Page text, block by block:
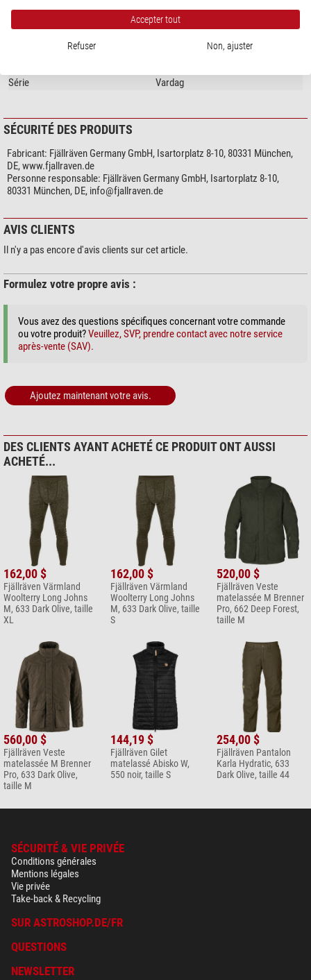
Données générales
Dimensions extérieurs (long. x larg. 24 x 50 x 26
Série
Vardag
SÉCURITÉ DES PRODUITS
Fabricant: Fjällräven Germany GmbH, Isartorplatz 8-10, 80331 München,
DE, www.fjallraven.de
Personne responsable: Fjällräven Germany GmbH, Isartorplatz 8-10,
80331 München, DE, info@fjallraven.de
AVIS CLIENTS
Il n'y a pas encore d'avis clients sur cet article.
Formulez votre propre avis :
Vous avez des questions spécifiques concernant votre commande
ou votre produit?Veuillez, SVP, prendre contact avec notre service
après-vente (SAV).
Ajoutez maintenant votre avis.
DES CLIENTS AYANT ACHETÉ CE PRODUIT ONT AUSSI
ACHETÉ...
162,00 $
Fjällräven Värmland
Woolterry Long Johns
M, 633 Dark Olive, taille
XL
162,00 $
Fjällräven Värmland
Woolterry Long Johns
M, 633 Dark Olive, taille
S
520,00 $
Fjällräven Veste
matelassée M Brenner
Pro, 662 Deep Forest,
taille M
560,00 $
Fjällräven Veste
matelassée M Brenner
Pro, 633 Dark Olive,
taille M
144,19 $
Fjällräven Gilet
matelassé Abisko W,
550 noir, taille S
254,00 $
Fjällräven Pantalon
Karla Hydratic, 633
Dark Olive, taille 44
SÉCURITÉ & VIE PRIVÉE
Conditions générales
Mentions légales
Vie privée
Take-back & Recycling
SUR ASTROSHOP.DE/FR
QUESTIONS
NEWSLETTER
Accepter tout
Refuser Non, ajuster